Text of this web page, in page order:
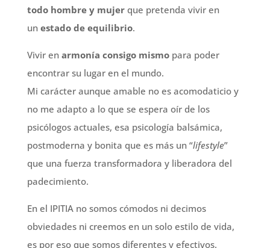
todo hombre y mujer que pretenda vivir en
un estado de equilibrio.
Vivir en armonía consigo mismo para poder
encontrar su lugar en el mundo.
Mi carácter aunque amable no es acomodaticio y
no me adapto a lo que se espera oír de los
psicólogos actuales, esa psicología balsámica,
postmoderna y bonita que es más un “lifestyle”
que una fuerza transformadora y liberadora del
padecimiento.
En el IPITIA no somos cómodos ni decimos
obviedades ni creemos en un solo estilo de vida,
es por eso que somos diferentes y efectivos.